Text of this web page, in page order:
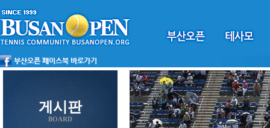
게시판
BOARD